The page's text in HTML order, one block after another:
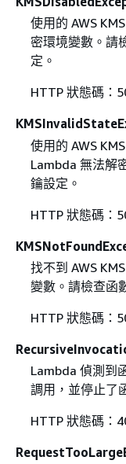
使用的 AWS
密環境變數。請
定。
HTTP 狀態碼：
使用的 AWS
Lambda 無法解
鑰設定。
HTTP 狀態碼：
找不到 AWS
變數。請檢查函
HTTP 狀態碼：
Lambda 偵測到
調用，並停止了
HTTP 狀態碼：